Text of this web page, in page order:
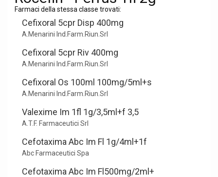
Farmaci della stessa classe trovati:
Cefixoral 5cpr Disp 400mg
A.Menarini Ind.Farm.Riun.Srl
Cefixoral 5cpr Riv 400mg
A.Menarini Ind.Farm.Riun.Srl
Cefixoral Os 100ml 100mg/5ml+s
A.Menarini Ind.Farm.Riun.Srl
Valexime Im 1fl 1g/3,5ml+f 3,5
A.T.F. Farmaceutici Srl
Cefotaxima Abc Im Fl 1g/4ml+1f
Abc Farmaceutici Spa
Cefotaxima Abc Im Fl500mg/2ml+